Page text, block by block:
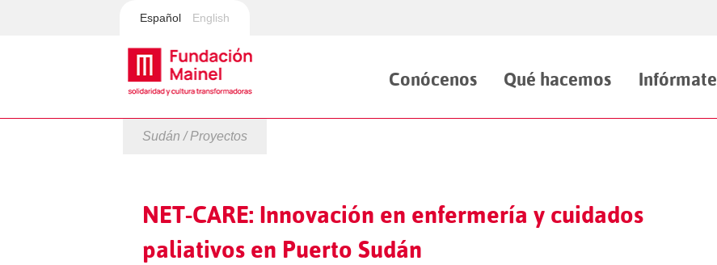
Español English
Conócenos Qué hacemos Infórmate
Sudán / Proyectos
NET-CARE: Innovación en enfermería y cuidados
paliativos en Puerto Sudán